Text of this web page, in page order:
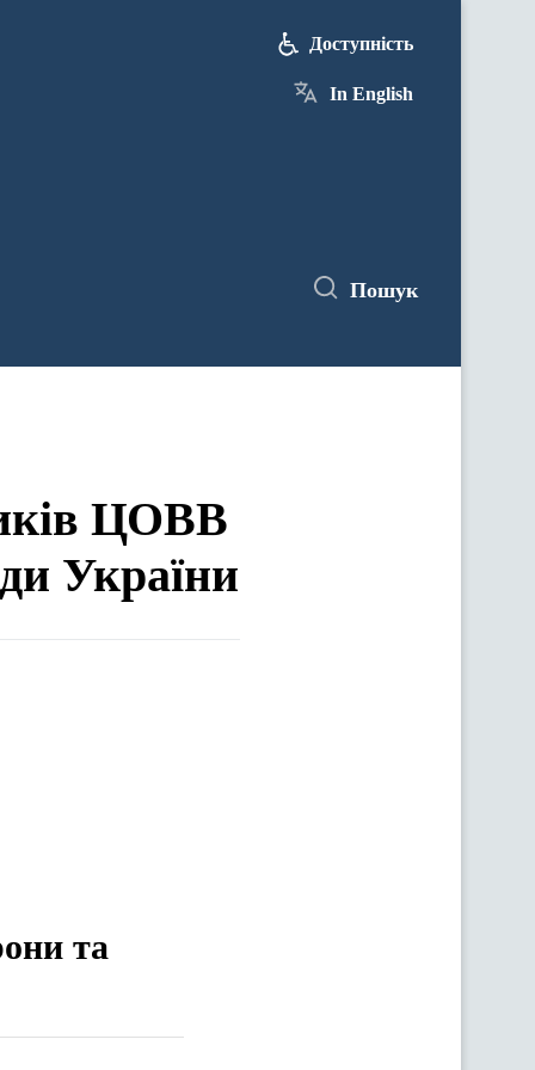
Доступність
In English
Пошук
у засіданнях комітетів Верховної Ради України
ЦОВВ
України
та